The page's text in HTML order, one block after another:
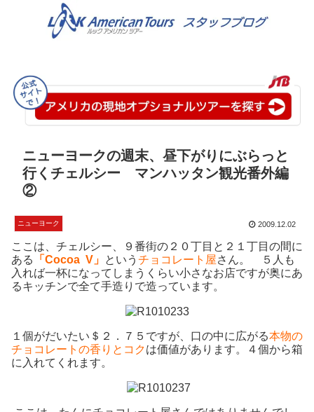
ニューヨークの週末、昼下がりにぶらっと
行くチェルシー マンハッタン観光番外編
②
ニューヨーク 2009.12.02
ここは、チェルシー、９番街の２０丁目と２１丁目の間に
ある
「Cocoa V」 という チョコレート屋さん。 ５人も
入れば一杯になってしまうくらい小さなお店ですが奥にあ
るキッチンで全て手造りで造っています。
１個がだいたい＄２．７５ですが、口の中に広がる本物の
チョコレートの香りとコクは価値があります。４個から箱
に入れてくれます。